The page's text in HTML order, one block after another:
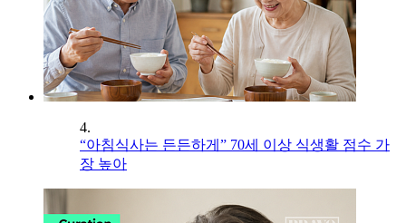
4.
“아침식사는 든든하게” 70세 이상 식생활 점수 가
장 높아